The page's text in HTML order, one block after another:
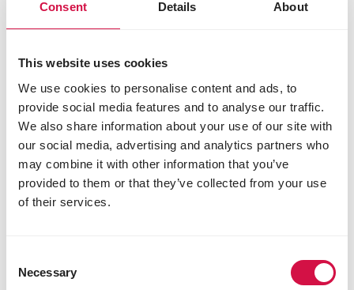
Consent Details About
This website uses cookies
We use cookies to personalise content and ads, to
provide social media features and to analyse our traffic.
We also share information about your use of our site with
our social media, advertising and analytics partners who
may combine it with other information that you’ve
provided to them or that they’ve collected from your use
of their services.
Selection
Necessary
ampoule chauffante, plaque chauffante, ...)
dans le poulailler. Les poussins en profiteront
deux appareils n'allument pas, ce qui veut dire
poussins.
LE SAVIEZ-VOUS : Coq ou poule ?
Ce n'est qu'après quelques semaines que les
différences physiques entre les coqs et les poules
se manifestent. La queue des coqs est souvent un
peu plus haute et en plus les coqs sont parfois un
ce qui n'est pas le cas chez les poules. Le